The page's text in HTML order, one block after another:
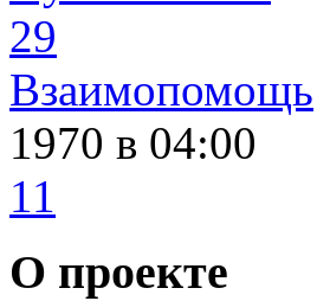
29
Взаимопомощь
1970 в 04:00
11
О проекте